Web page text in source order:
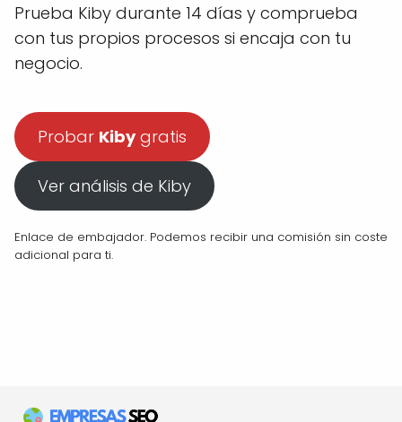
Prueba Kiby durante 14 días y comprueba
con tus propios procesos si encaja con tu
negocio.
Probar Kibygratis
Ver análisis de Kiby
Enlace de embajador. Podemos recibir una comisión sin coste
adicional para ti.